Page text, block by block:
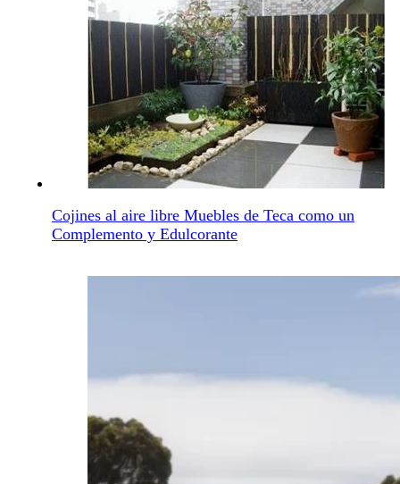
Cojines al aire libre Muebles de Teca como un
Complemento y Edulcorante